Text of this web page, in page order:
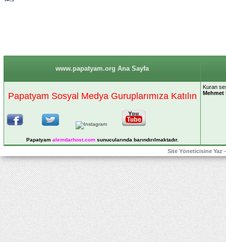
www.papatyam.org Ana Sayfa
Papatyam Sosyal Medya Guruplarımıza Katılın
Papatyam alemdarhost.comsunucularında barındırılmaktadır.
Kuran
Mehmet
Site Yöneticisine Yaz